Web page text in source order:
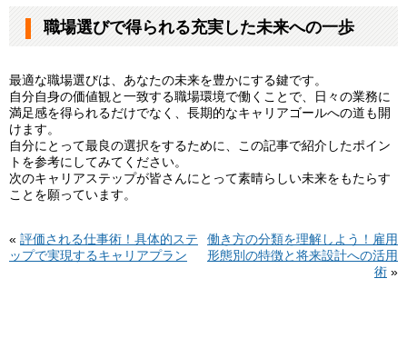
職場選びで得られる充実した未来への一歩
最適な職場選びは、あなたの未来を豊かにする鍵です。
自分自身の価値観と一致する職場環境で働くことで、日々の業務に
満足感を得られるだけでなく、長期的なキャリアゴールへの道も開
けます。
自分にとって最良の選択をするために、この記事で紹介したポイン
トを参考にしてみてください。
次のキャリアステップが皆さんにとって素晴らしい未来をもたらす
ことを願っています。
« 評価される仕事術！具体的ステ
ップで実現するキャリアプラン
働き方の分類を理解しよう！雇用
形態別の特徴と将来設計への活用
術 »